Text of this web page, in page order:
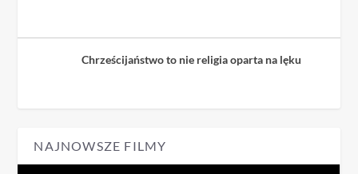
Chrześcijaństwo to nie religia oparta na lęku
NAJNOWSZE FILMY